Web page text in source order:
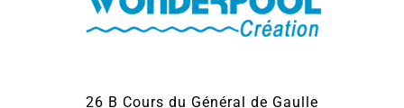
26 B Cours du Général de Gaulle